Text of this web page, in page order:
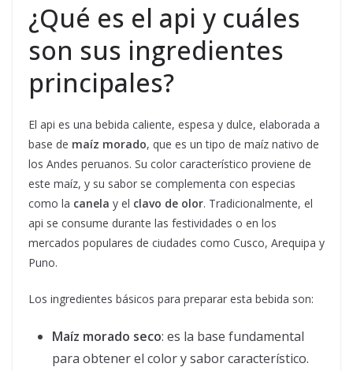
¿Qué es el api y cuáles
son sus ingredientes
principales?
El api es una bebida caliente, espesa y dulce, elaborada a
base de maíz morado, que es un tipo de maíz nativo de
los Andes peruanos. Su color característico proviene de
este maíz, y su sabor se complementa con especias
como la canela y el clavo de olor. Tradicionalmente, el
api se consume durante las festividades o en los
mercados populares de ciudades como Cusco, Arequipa y
Puno.
Los ingredientes básicos para preparar esta bebida son:
Maíz morado seco: es la base fundamental
para obtener el color y sabor característico.